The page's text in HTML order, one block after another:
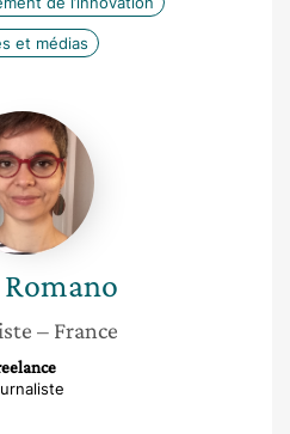
et médias
Lucie
Romano
Romano
– France